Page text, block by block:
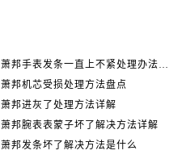
萧邦手表发条一直上不紧处理办法推荐
萧邦机芯受损处理方法盘点
萧邦进灰了处理方法详解
萧邦腕表表蒙子坏了解决方法详解
萧邦发条坏了解决方法是什么